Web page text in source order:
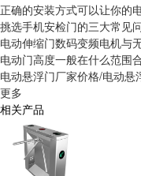
正确的安装方式可以让你的
挑选手机安检门的三大常见
电动伸缩门数码变频电机与
电动门高度一般在什么范围
电动悬浮门厂家价格/电动悬
更多
相关产品